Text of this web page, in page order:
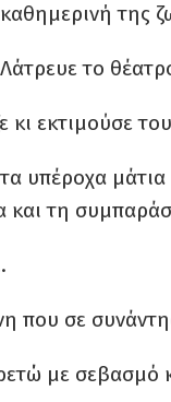
καθημερινή της
Λάτρευε το
κι εκτιμούσε
υπέροχα
και τη
που σε
με σεβασμό